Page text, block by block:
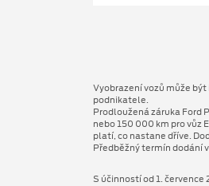
Vyobrazení vozů může
podnikatele.
Prodloužená záruka Ford
nebo 150 000 km pro vůz
platí, co nastane dříve.
Předběžný termín dodání
S účinností od 1.